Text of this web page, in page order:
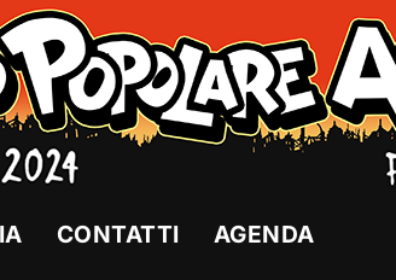
CONTATTI AGENDA